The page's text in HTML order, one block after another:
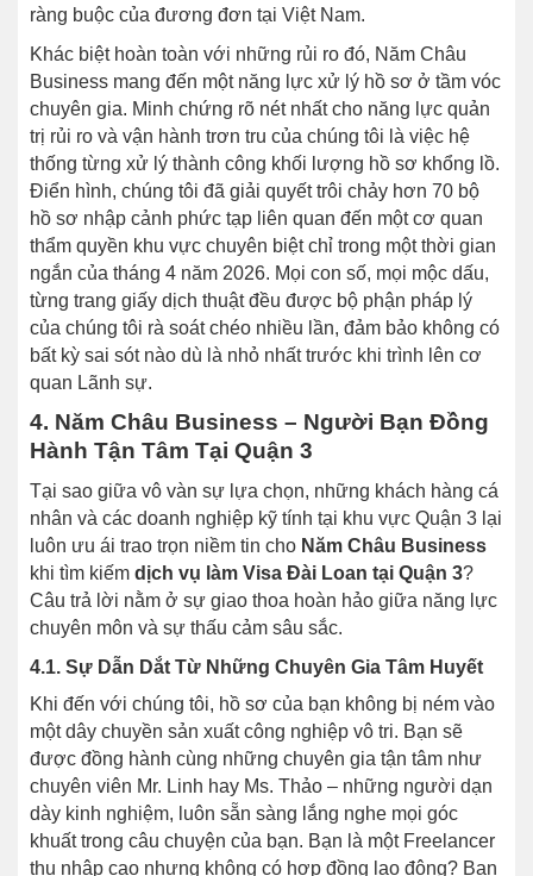
ràng buộc của đương đơn tại Việt Nam.
Khác biệt hoàn toàn với những rủi ro đó, Năm Châu
Business mang đến một năng lực xử lý hồ sơ ở tầm vóc
chuyên gia. Minh chứng rõ nét nhất cho năng lực quản
trị rủi ro và vận hành trơn tru của chúng tôi là việc hệ
thống từng xử lý thành công khối lượng hồ sơ khổng lồ.
Điển hình, chúng tôi đã giải quyết trôi chảy hơn 70 bộ
hồ sơ nhập cảnh phức tạp liên quan đến một cơ quan
thẩm quyền khu vực chuyên biệt chỉ trong một thời gian
ngắn của tháng 4 năm 2026. Mọi con số, mọi mộc dấu,
từng trang giấy dịch thuật đều được bộ phận pháp lý
của chúng tôi rà soát chéo nhiều lần, đảm bảo không có
bất kỳ sai sót nào dù là nhỏ nhất trước khi trình lên cơ
quan Lãnh sự.
4. Năm Châu Business – Người Bạn Đồng
Hành Tận Tâm Tại Quận 3
Tại sao giữa vô vàn sự lựa chọn, những khách hàng cá
nhân và các doanh nghiệp kỹ tính tại khu vực Quận 3 lại
luôn ưu ái trao trọn niềm tin cho Năm Châu Business
khi tìm kiếm dịch vụ làm Visa Đài Loan tại Quận 3?
Câu trả lời nằm ở sự giao thoa hoàn hảo giữa năng lực
chuyên môn và sự thấu cảm sâu sắc.
4.1. Sự Dẫn Dắt Từ Những Chuyên Gia Tâm Huyết
Khi đến với chúng tôi, hồ sơ của bạn không bị ném vào
một dây chuyền sản xuất công nghiệp vô tri. Bạn sẽ
được đồng hành cùng những chuyên gia tận tâm như
chuyên viên Mr. Linh hay Ms. Thảo – những người dạn
dày kinh nghiệm, luôn sẵn sàng lắng nghe mọi góc
khuất trong câu chuyện của bạn. Bạn là một Freelancer
thu nhập cao nhưng không có hợp đồng lao động? Bạn